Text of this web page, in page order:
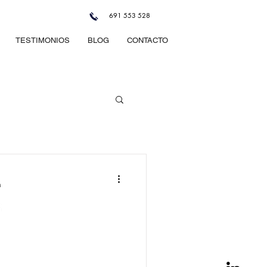
TESTIMONIOS BLOG CONTACTO
691 553 528